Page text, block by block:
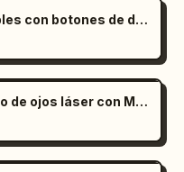
Generar 40 íconos SVG simples con botones de descarga
Demostración web del efecto de ojos láser con Mediapipe y Three.js